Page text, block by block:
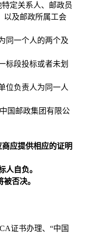
定关系人、邮政员
以及邮政所属工会
同一个人的两个及
标段投标或者未划
位负责人为同一人
国邮政集团有限公
应提供相应的证明
人自负。
否决。
证书办理、“中国